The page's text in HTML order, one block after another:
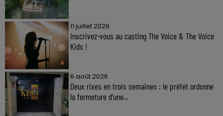
11 juillet 2026
Inscrivez-vous au casting The Voice & The Voice
Kids !
6 août 2026
Deux rixes en trois semaines : le préfet ordonne
la fermeture d'une...